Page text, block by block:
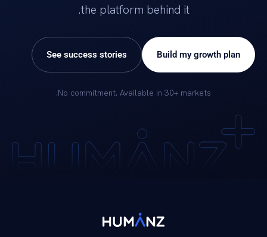
the platform behind it.
Build my growth plan
See success stories
No commitment. Available in 30+ markets.